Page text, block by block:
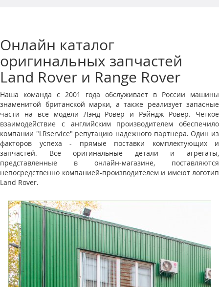
Онлайн каталог
оригинальных запчастей
Land Rover и Range Rover
Наша команда с 2001 года обслуживает в России машины
знаменитой британской марки, а также реализует запасные
части на все модели Лэнд Ровер и Рэйндж Ровер. Четкое
взаимодействие с английским производителем обеспечило
компании "LRservice" репутацию надежного партнера. Один из
факторов успеха - прямые поставки комплектующих и
запчастей. Все оригинальные детали и агрегаты,
представленные в онлайн-магазине, поставляются
непосредственно компанией-производителем и имеют логотип
Land Rover.